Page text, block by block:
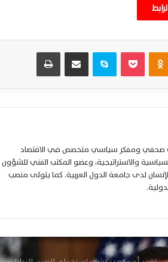
سكايب مشاركة عبر البريد
صحفي ومفكر سياسي متخصص في الاقتصاد
والاستراتيجية، وعضو المكتب الفني للشؤون
لدى جامعة الدول العربية. كما يتولى منصب
ترامب يحذر الصين وروسيا من تسليح إيران
ضربة أمريكية تستهدف مقرًا للحرس الثوري
واشنطن تدرس التدخل العسكري بمالي بعد
تعثر النفوذ الروسي وتصاعد تهديد الجماعات
تقرير أمريكي يكشف استخدام الصين البيانات
الشخصية لتتبع الأجانب ومراقبة تحركاتهم